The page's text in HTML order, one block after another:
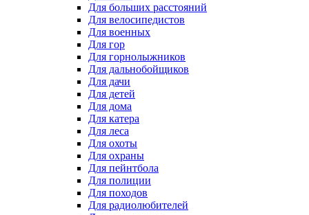
Для больших расстояний
Для велосипедистов
Для военных
Для гор
Для горнолыжников
Для дальнобойщиков
Для дачи
Для детей
Для дома
Для катера
Для леса
Для охоты
Для охраны
Для пейнтбола
Для полиции
Для походов
Для радиолюбителей